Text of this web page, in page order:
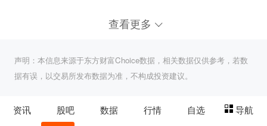
查看更多
声明：本信息来源于东方财富Choice数据，相关数据仅供参考，若数
据有误，以交易所发布数据为准，不构成投资建议。
资讯 股吧 数据 行情 自选
导航